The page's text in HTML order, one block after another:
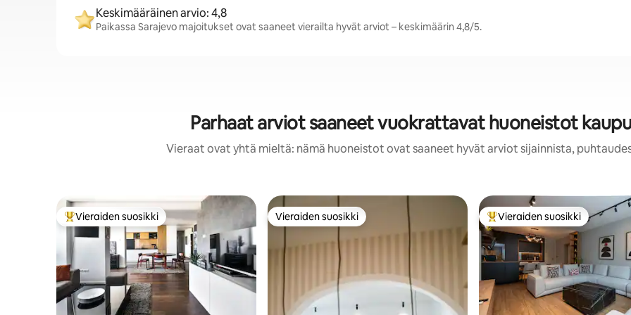
Keskimääräinen arvio: 4,8
Paikassa Sarajevo majoitukset ovat saaneet vierailta hyvät arviot – keskimäärin 4,8/5.
Parhaat arviot saaneet vuokrattavat huoneistot
Vieraat ovat yhtä mieltä: nämä huoneistot ovat saaneet hyvät arviot sijainnista,
Vieraiden suosikkien parhaimmistoa
Vieraiden suosikki Vieraiden suosikki
Vieraiden suosikki Vieraiden suosikkien
Vieraiden suosikki